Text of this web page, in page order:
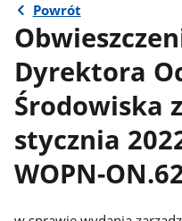
Powrót
Dyrektora
Środowiska
stycznia
WOPN-